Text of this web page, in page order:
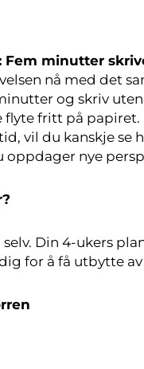
Fem minutter
nå med det
og skriv
flyte fritt på
vil du kanskje
oppdager nye
selv. Din 4-ukers
for å få utbytte